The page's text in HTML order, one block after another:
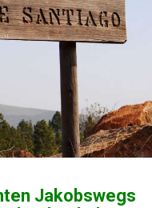
Jakobswegs